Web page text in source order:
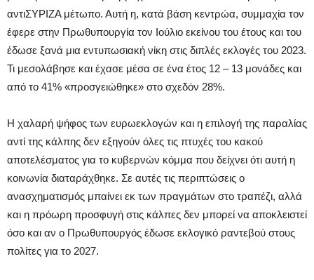
αντιΣΥΡΙΖΑ μέτωπο. Αυτή η, κατά βάση κεντρώα, συμμαχία τον
έφερε στην Πρωθυπουργία τον Ιούλιο εκείνου του έτους και του
έδωσε ξανά μια εντυπωσιακή νίκη στις διπλές εκλογές του 2023.
Τι μεσολάβησε και έχασε μέσα σε ένα έτος 12 – 13 μονάδες και
από το 41% «προσγειώθηκε» στο σχεδόν 28%.
Η χαλαρή ψήφος των ευρωεκλογών και η επιλογή της παραλίας
αντί της κάλπης δεν εξηγούν όλες τις πτυχές του κακού
αποτελέσματος για το κυβερνών κόμμα που δείχνει ότι αυτή η
κοινωνία διαταράχθηκε. Σε αυτές τις περιπτώσεις ο
ανασχηματισμός μπαίνει εκ των πραγμάτων στο τραπέζι, αλλά
και η πρόωρη προσφυγή στις κάλπες δεν μπορεί να αποκλειστεί
όσο και αν ο Πρωθυπουργός έδωσε εκλογικό ραντεβού στους
πολίτες για το 2027.